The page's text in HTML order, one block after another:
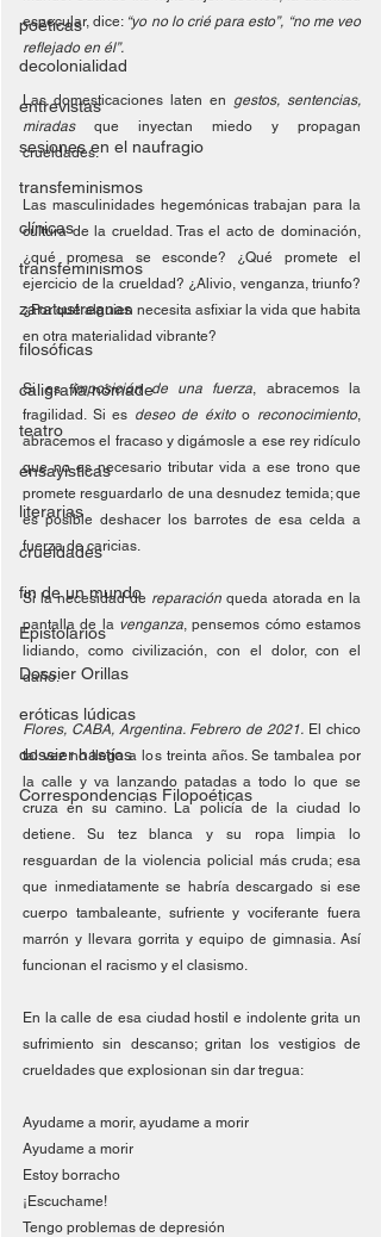
poéticas
decolonialidad
entrevistas
sesiones en el naufragio
transfeminismos
clínicas
transfeminismos
zaratustreanas
filosóficas
caligrafía nómade
teatro
ensayísticas
literarias
crueldades
fin de un mundo
Epistolarios
Dossier Orillas
eróticas lúdicas
dossier hastíos
Correspondencias Filopoéticas
especular, dice: “yo no lo crié para esto”, “no me veo
reflejado en él”.
Las domesticaciones laten en gestos, sentencias,
miradas que inyectan miedo y propagan
crueldades.
Las masculinidades hegemónicas trabajan para la
cultura de la crueldad. Tras el acto de dominación,
¿qué promesa se esconde? ¿Qué promete el
ejercicio de la crueldad? ¿Alivio, venganza, triunfo?
¿Por qué alguien necesita asfixiar la vida que habita
en otra materialidad vibrante?
Si es imposición de una fuerza, abracemos la
fragilidad. Si es deseo de éxito o reconocimiento,
abracemos el fracaso y digámosle a ese rey ridículo
que no es necesario tributar vida a ese trono que
promete resguardarlo de una desnudez temida; que
es posible deshacer los barrotes de esa celda a
fuerza de caricias.
Si la necesidad de reparación queda atorada en la
pantalla de la venganza, pensemos cómo estamos
lidiando, como civilización, con el dolor, con el
daño.
Flores, CABA, Argentina. Febrero de 2021. El chico
tal vez no llega a los treinta años. Se tambalea por
la calle y va lanzando patadas a todo lo que se
cruza en su camino. La policía de la ciudad lo
detiene. Su tez blanca y su ropa limpia lo
resguardan de la violencia policial más cruda; esa
que inmediatamente se habría descargado si ese
cuerpo tambaleante, sufriente y vociferante fuera
marrón y llevara gorrita y equipo de gimnasia. Así
funcionan el racismo y el clasismo.
En la calle de esa ciudad hostil e indolente grita un
sufrimiento sin descanso; gritan los vestigios de
crueldades que explosionan sin dar tregua:
Ayudame a morir, ayudame a morir
Ayudame a morir
Estoy borracho
¡Escuchame!
Tengo problemas de depresión